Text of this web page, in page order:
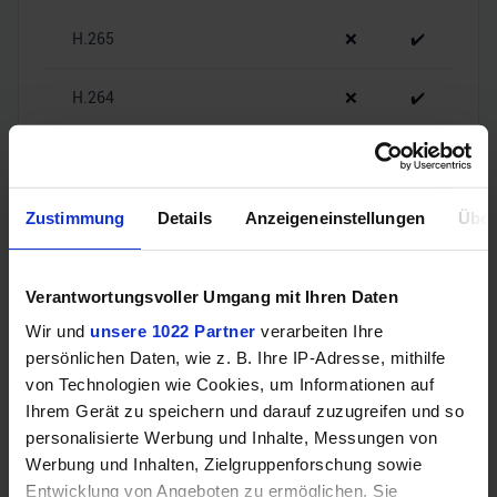
Zustimmung Details Anzeigeneinstellungen
Verantwortungsvoller Umgang mit Ihren Daten
Wir und unsere 1022 Partner verarbeiten Ihre
persönlichen Daten, wie z. B. Ihre IP-Adresse, mithilfe
von Technologien wie Cookies, um Informationen auf
Ihrem Gerät zu speichern und darauf zuzugreifen und so
personalisierte Werbung und Inhalte, Messungen von
Werbung und Inhalten, Zielgruppenforschung sowie
Entwicklung von Angeboten zu ermöglichen. Sie
H.265 ❌ ✔️
H.264 ❌ ✔️
Decoding
AV1 ❌
H.265 ❌ ✔️
H.264 ❌ ✔️
VP8 ❌ ❌